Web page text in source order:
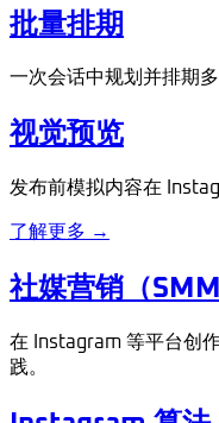
批量排期
一次会话中规划并排期
视觉预览
发布前模拟内容在
了解更多 →
社媒营销（SMM
在 Instagram 等平台创
践。